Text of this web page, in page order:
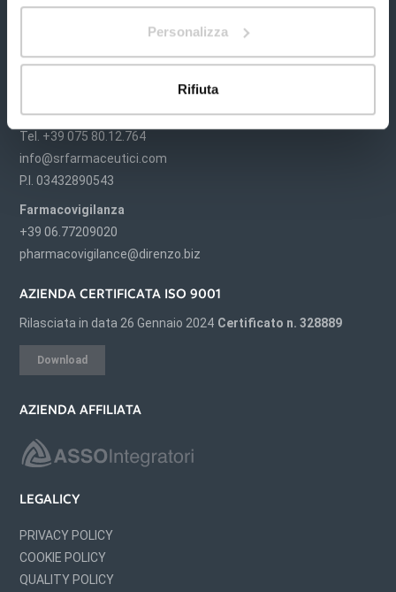
Personalizza
Rifiuta
S&R Farmaceutici S.p.A.
Via dei Pioppi, 2
Perugia (PG) Italia
Tel. +39 075 80.12.764
info@srfarmaceutici.com
P.I. 03432890543
Farmacovigilanza
+39 06.77209020
pharmacovigilance@direnzo.biz
AZIENDA CERTIFICATA ISO 9001
Rilasciata in data 26 Gennaio 2024 Certificato n. 328889
Download
AZIENDA AFFILIATA
LEGALICY
PRIVACY POLICY
COOKIE POLICY
QUALITY POLICY